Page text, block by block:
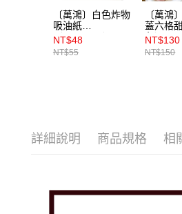
〔萬鴻〕白色炸物
吸油紙
（22x20cm）50入
NT$48
NT$55
〔萬鴻
蓋六格
色）5入
NT$130
NT$150
詳細說明 商品規格 相